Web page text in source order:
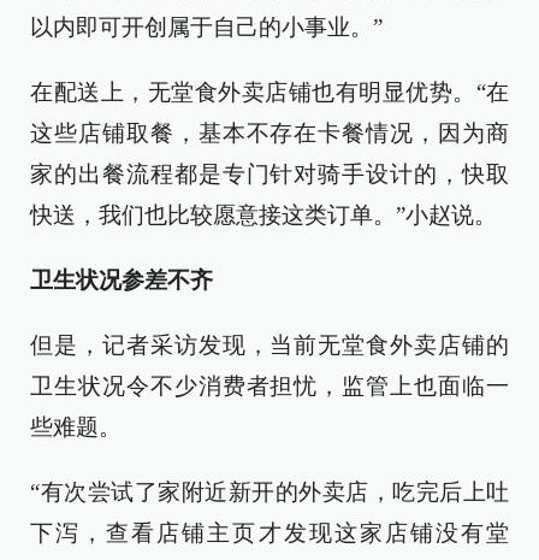
以内即可开创属于自己的小事业。”
在配送上，无堂食外卖店铺也有明显优势。“在
这些店铺取餐，基本不存在卡餐情况，因为商
家的出餐流程都是专门针对骑手设计的，快取
快送，我们也比较愿意接这类订单。”小赵说。
卫生状况参差不齐
但是，记者采访发现，当前无堂食外卖店铺的
卫生状况令不少消费者担忧，监管上也面临一
些难题。
“有次尝试了家附近新开的外卖店，吃完后上吐
下泻，查看店铺主页才发现这家店铺没有堂